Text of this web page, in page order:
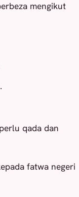
mengikut
qada dan
fatwa negeri